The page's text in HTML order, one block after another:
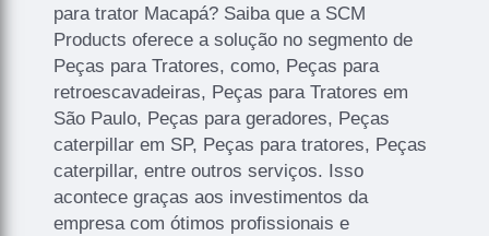
para trator Macapá? Saiba que a SCM
Products oferece a solução no segmento de
Peças para Tratores, como, Peças para
retroescavadeiras, Peças para Tratores em
São Paulo, Peças para geradores, Peças
caterpillar em SP, Peças para tratores, Peças
caterpillar, entre outros serviços. Isso
acontece graças aos investimentos da
empresa com ótimos profissionais e